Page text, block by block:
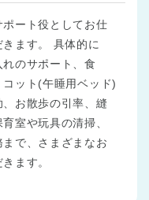
ート役としてお仕
ます。 具体的に
のサポート、食
ット(午睡用ベッド)
お散歩の引率、縫
室や玩具の清掃、
で、さまざまなお
ます。